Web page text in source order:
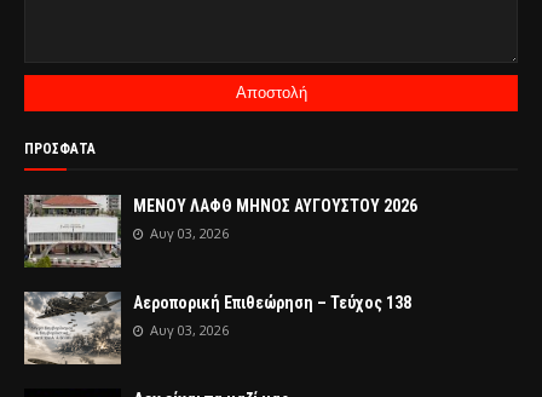
ΠΡΟΣΦΑΤΑ
ΜΕΝΟΥ ΛΑΦΘ ΜΗΝΟΣ ΑΥΓΟΥΣΤΟΥ 2026
Αυγ 03, 2026
Αεροπορική Επιθεώρηση – Τεύχος 138
Αυγ 03, 2026